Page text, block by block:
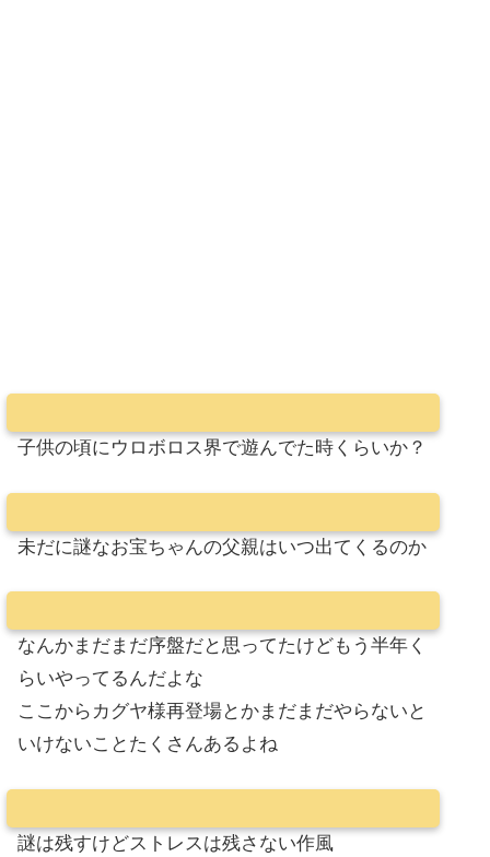
子供の頃にウロボロス界で遊んでた時くらいか？
未だに謎なお宝ちゃんの父親はいつ出てくるのか
なんかまだまだ序盤だと思ってたけどもう半年く
らいやってるんだよな
ここからカグヤ様再登場とかまだまだやらないと
いけないことたくさんあるよね
謎は残すけどストレスは残さない作風